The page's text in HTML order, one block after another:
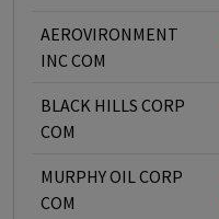
AEROVIRONMENT
INC COM
BLACK HILLS CORP
COM
MURPHY OIL CORP
COM